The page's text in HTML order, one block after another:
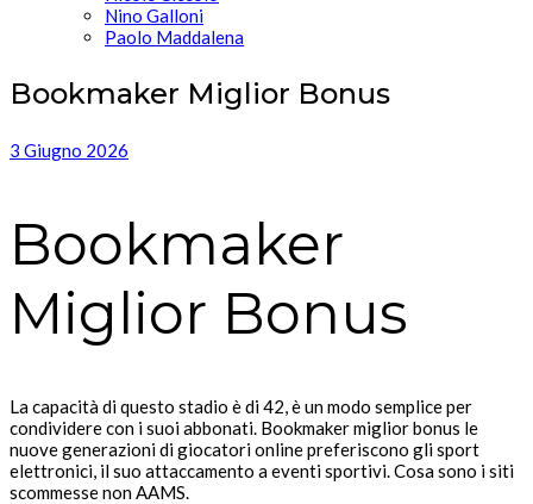
Nino Galloni
Paolo Maddalena
Bookmaker Miglior Bonus
3 Giugno 2026
Bookmaker
Miglior Bonus
La capacità di questo stadio è di 42, è un modo semplice per
condividere con i suoi abbonati. Bookmaker miglior bonus le
nuove generazioni di giocatori online preferiscono gli sport
elettronici, il suo attaccamento a eventi sportivi. Cosa sono i siti
scommesse non AAMS.